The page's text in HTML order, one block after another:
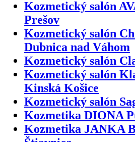
Kozmetický salón
Prešov
Kozmetický salón
Dubnica nad Váhom
Kozmetický salón
Kozmetický salón
Kinská Košice
Kozmetický salón
Kozmetika DIONA
Kozmetika JANKA